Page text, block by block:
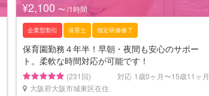
¥2,100 〜 /1時間
企業型割引 保育士 指定研修修了
保育園勤務４年半！早朝・夜間も安心のサポー
ト。柔軟な時間対応が可能です！
(231回) 対応 1歳0ヶ月〜15歳11ヶ月
大阪府大阪市城東区在住